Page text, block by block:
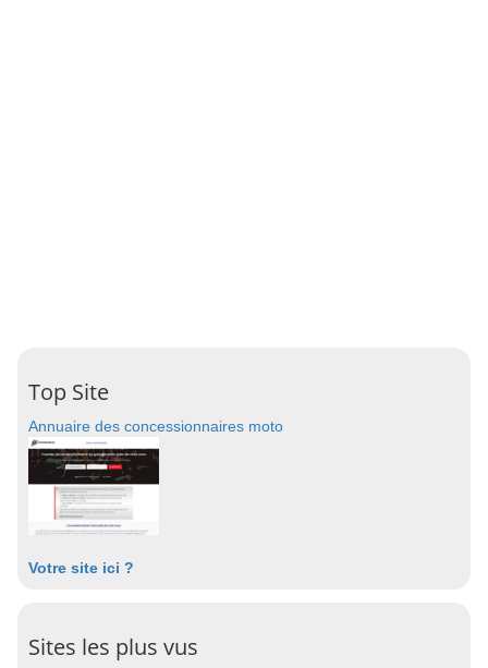
Top Site
Annuaire des concessionnaires moto
Votre site ici ?
Sites les plus vus